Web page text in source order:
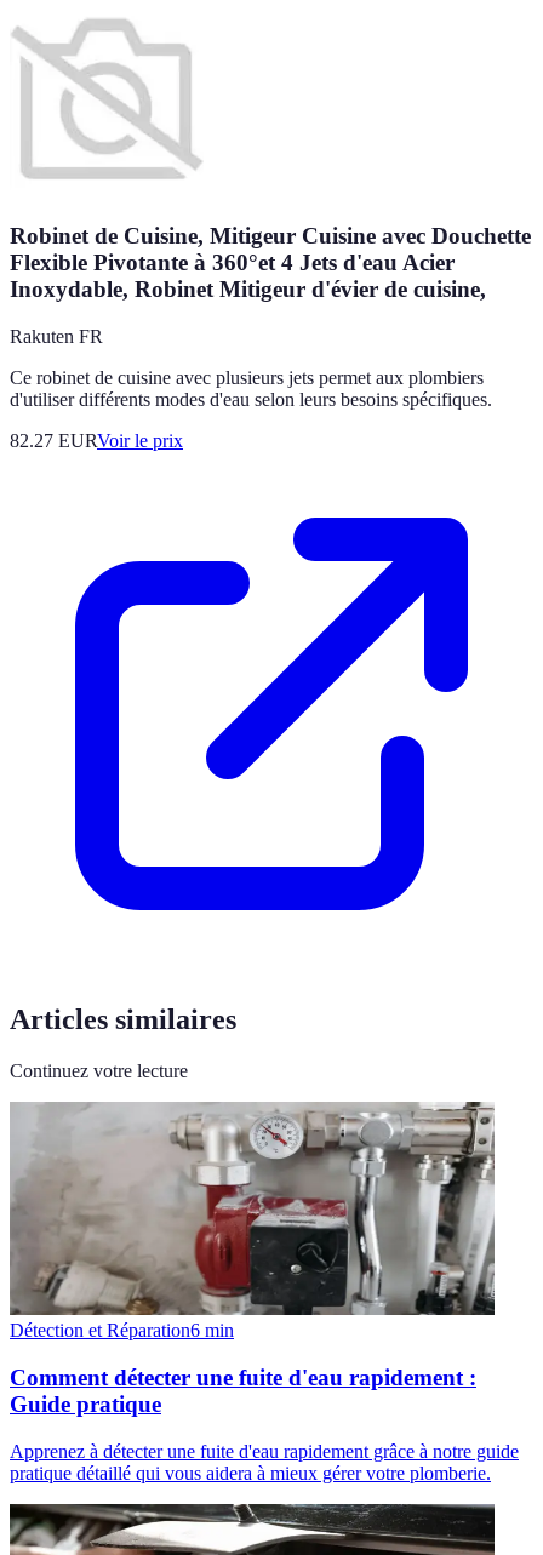
Robinet de Cuisine, Mitigeur Cuisine avec Douchette
Flexible Pivotante à 360°et 4 Jets d'eau Acier
Inoxydable, Robinet Mitigeur d'évier de cuisine,
Rakuten FR
Ce robinet de cuisine avec plusieurs jets permet aux plombiers
d'utiliser différents modes d'eau selon leurs besoins spécifiques.
82.27 EURVoir le prix
Articles similaires
Continuez votre lecture
Détection et Réparation6 min
Comment détecter une fuite d'eau rapidement :
Guide pratique
Apprenez à détecter une fuite d'eau rapidement grâce à notre guide
pratique détaillé qui vous aidera à mieux gérer votre plomberie.